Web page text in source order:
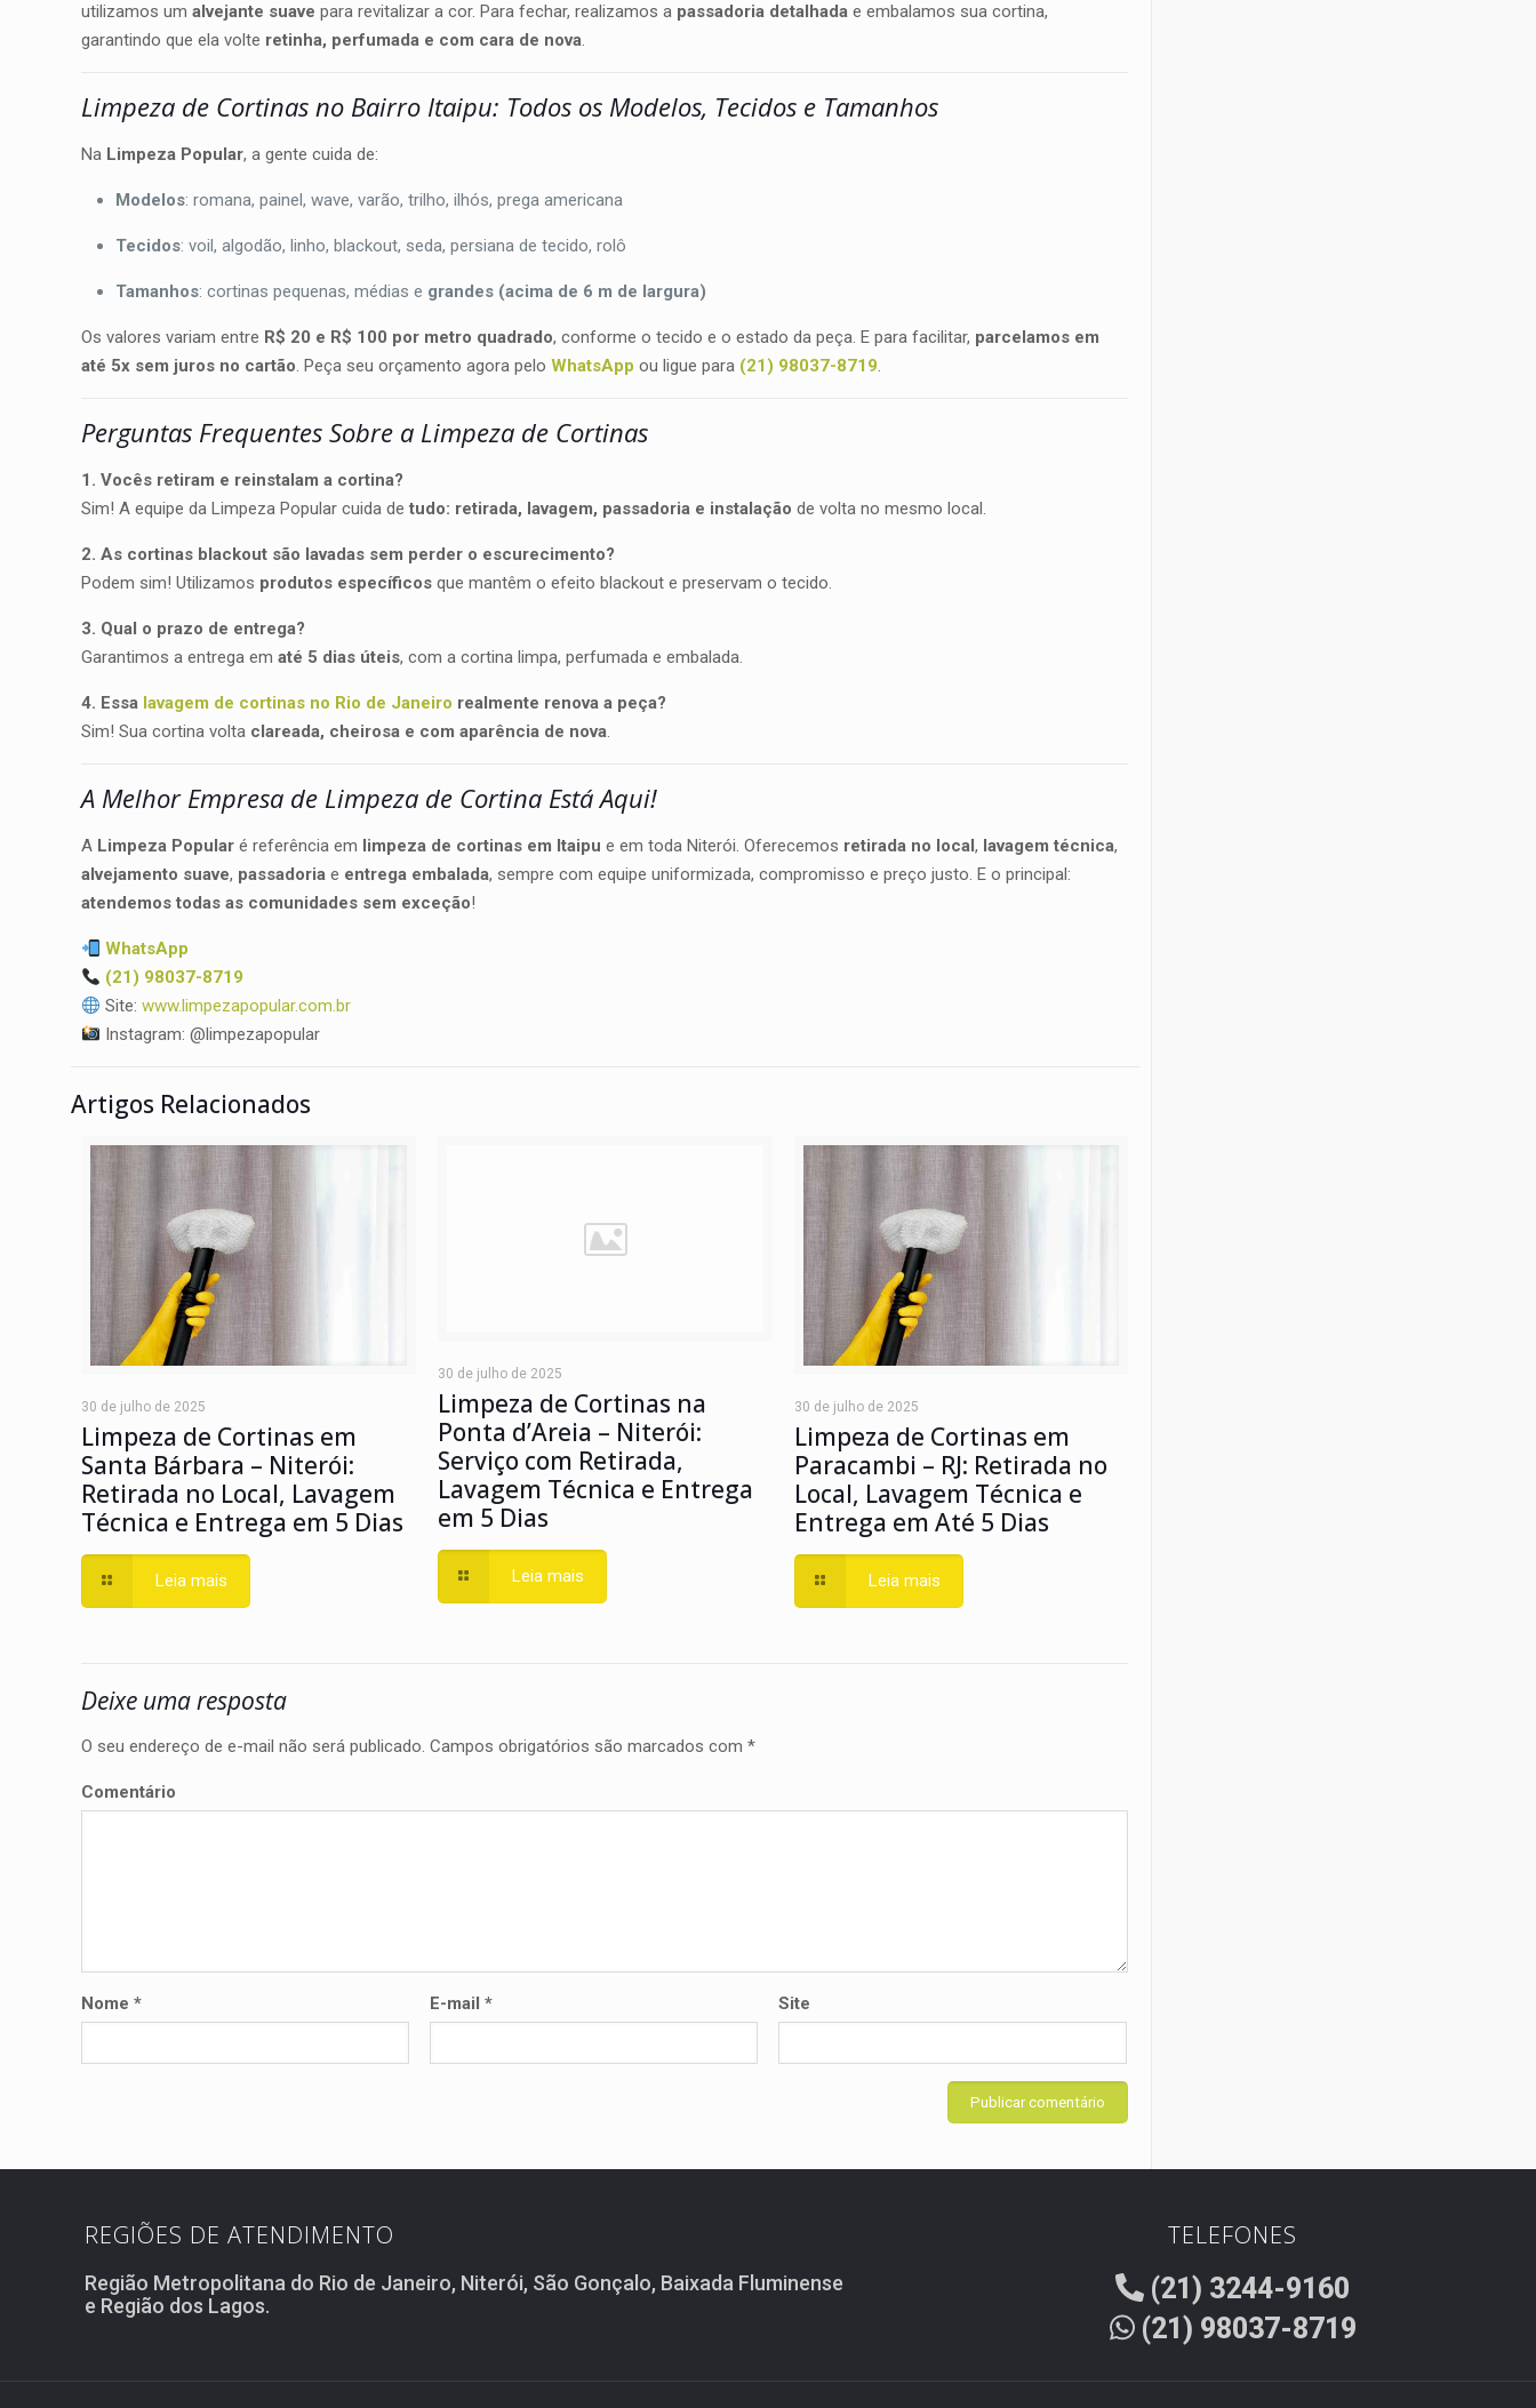
utilizamos umalvejante suave para revitalizar a cor. Para fechar, realizamos a passadoria detalhada e embalamos sua cortina,
garantindo que ela volte retinha, perfumada e com cara de nova.
Limpeza de Cortinas no Bairro Itaipu: Todos os Modelos, Tecidos e Tamanhos
Na Limpeza Popular, a gente cuida de:
Modelos: romana, painel, wave, varão, trilho, ilhós, prega americana
Tecidos: voil, algodão, linho, blackout, seda, persiana de tecido, rolô
Tamanhos: cortinas pequenas, médias e grandes (acima de 6 m de largura)
Os valores variam entre R$ 20 e R$ 100 por metro quadrado, conforme o tecido e o estado da peça. E para facilitar, parcelamos em
até 5x sem juros no cartão. Peça seu orçamento agora peloWhatsApp ou ligue para (21) 98037-8719.
Perguntas Frequentes Sobre a Limpeza de Cortinas
1. Vocês retiram e reinstalam a cortina?
Sim! A equipe da Limpeza Popular cuida detudo: retirada, lavagem, passadoria e instalação de volta no mesmo local.
2. As cortinas blackout são lavadas sem perder o escurecimento?
Podem sim! Utilizamos produtos específicos que mantêm o efeito blackout e preservam o tecido.
3. Qual o prazo de entrega?
Garantimos a entrega ematé 5 dias úteis, com a cortina limpa, perfumada e embalada.
4. Essa lavagem de cortinas no Rio de Janeiro realmente renova a peça?
Sim! Sua cortina volta clareada, cheirosa e com aparência de nova.
A Melhor Empresa de Limpeza de Cortina Está Aqui!
A Limpeza Popular é referência em limpeza de cortinas em Itaipu e em toda Niterói. Oferecemos retirada no local, lavagem técnica,
alvejamento suave, passadoria e entrega embalada, sempre com equipe uniformizada, compromisso e preço justo. E o principal:
atendemos todas as comunidades sem exceção!
WhatsApp
(21) 98037-8719
Site:www.limpezapopular.com.br
Instagram: @limpezapopular
Artigos Relacionados
30 de julho de 2025
Limpeza de Cortinas em
Santa Bárbara – Niterói:
Retirada no Local, Lavagem
Técnica e Entrega em 5 Dias
Leia mais
30 de julho de 2025
Limpeza de Cortinas na
Ponta d’Areia – Niterói:
Serviço com Retirada,
Lavagem Técnica e Entrega
em 5 Dias
Leia mais
30 de julho de 2025
Limpeza de Cortinas em
Paracambi – RJ: Retirada no
Local, Lavagem Técnica e
Entrega em Até 5 Dias
Leia mais
Deixe uma resposta
O seu endereço de e-mail não será publicado. Campos obrigatórios são marcados com*
Comentário
Nome* E-mail* Site
REGIÕES DE ATENDIMENTO
Região Metropolitana do Rio de Janeiro, Niterói, São Gonçalo, Baixada Fluminense
e Região dos Lagos.
TELEFONES
(21) 3244-9160
(21) 98037-8719